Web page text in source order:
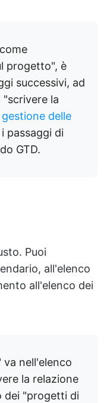
progetto", è
successivi, ad
la
delle
passaggi di
GTD.
Puoi
all'elenco
all'elenco dei
va nell'elenco
la relazione
dei "progetti di